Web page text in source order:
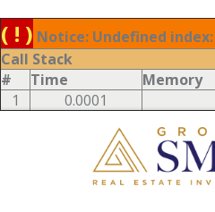
( ! ) Notice: Undefined
Call Stack
#
Time Memory
1
0.0001